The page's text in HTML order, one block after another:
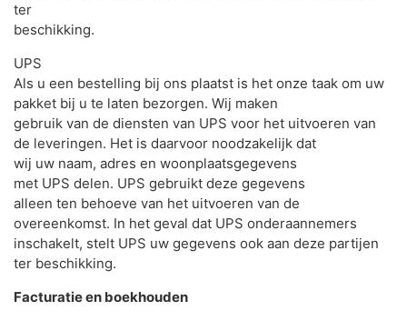
ter
beschikking.
UPS
Als u een bestelling bij ons plaatst is het onze taak om uw
pakket bij u te laten bezorgen. Wij maken
gebruik van de diensten van UPS voor het uitvoeren van
de leveringen. Het is daarvoor noodzakelijk dat
wij uw naam, adres en woonplaatsgegevens
met UPS delen. UPS gebruikt deze gegevens
alleen ten behoeve van het uitvoeren van de
overeenkomst. In het geval dat UPS onderaannemers
inschakelt, stelt UPS uw gegevens ook aan deze partijen
ter beschikking.
Facturatie en boekhouden